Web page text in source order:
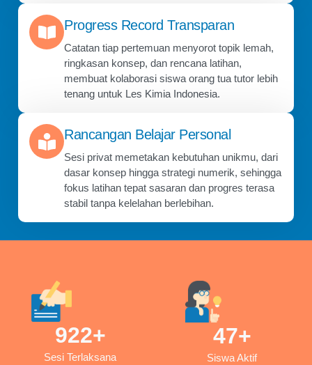
Progress Record Transparan
Catatan tiap pertemuan menyorot topik lemah,
ringkasan konsep, dan rencana latihan,
membuat kolaborasi siswa orang tua tutor lebih
tenang untuk Les Kimia Indonesia.
Rancangan Belajar Personal
Sesi privat memetakan kebutuhan unikmu, dari
dasar konsep hingga strategi numerik, sehingga
fokus latihan tepat sasaran dan progres terasa
stabil tanpa kelelahan berlebihan.
Sesi Terlaksana
922+
Siswa Aktif
47+